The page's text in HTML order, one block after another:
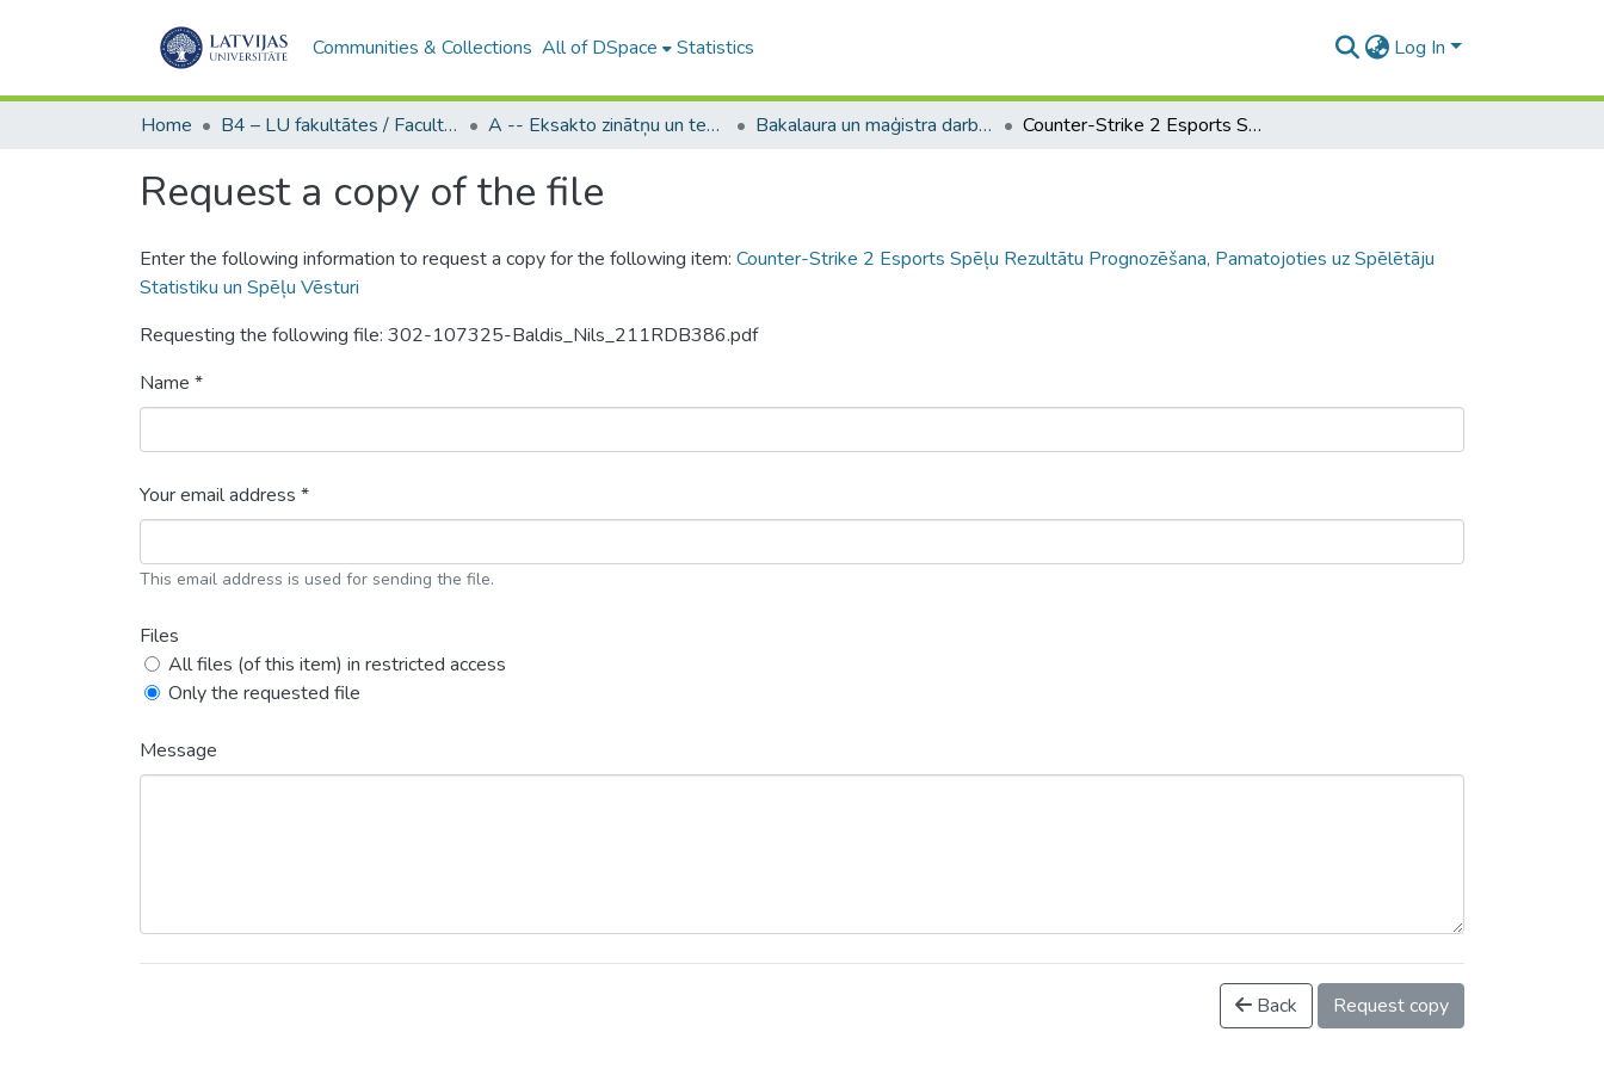
Communities & Collections All of DSpace Statistics Log In
Home B4 – LU fakultātes / Faculties of the UL A -- Eksakto zinātņu un tehnoloģiju fakultāte / Faculty of Science and Technology Bakalaura un maģistra darbi (EZTF) / Bachelor's and Master's theses Counter-Strike 2 Esports Spēļu Rezultātu Prognozēšana, Pamatojoties uz Spēlētāju Statistiku un Spēļu Vēsturi
Request a copy of the file
Enter the following information to request a copy for the following item: Counter-Strike 2 Esports Spēļu Rezultātu Prognozēšana, Pamatojoties uz Spēlētāju
Statistiku un Spēļu Vēsturi
Requesting the following file: 302-107325-Baldis_Nils_211RDB386.pdf
Name *
Your email address *
This email address is used for sending the file.
Files
All files (of this item) in restricted access
Only the requested file
Message
Back Request copy